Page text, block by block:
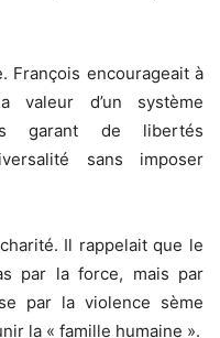
François encourageait à
valeur d’un système
garant de libertés
sans imposer
Il rappelait que le
par la force, mais par
par la violence sème
la « famille humaine ».